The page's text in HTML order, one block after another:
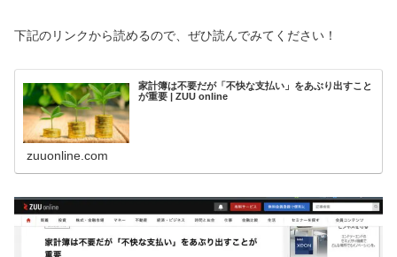
下記のリンクから読めるので、ぜひ読んでみてください！
家計簿は不要だが「不快な支払い」をあぶり出すこと
が重要 | ZUU online
zuuonline.com